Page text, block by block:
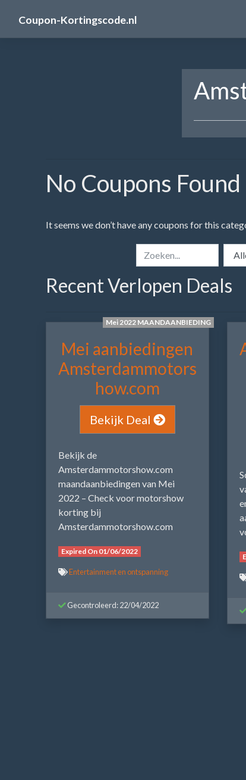
Coupon-Kortingscode.nl
No Coupons Found
It seems we don’t have any coupons for this
Recent Verlopen Deals
Mei 2022 MAANDAANBIEDING
Mei aanbiedingen
Amsterdammotors
how.com
Bekijk Deal
Bekijk de
Amsterdammotorshow.com
maandaanbiedingen van Mei
2022 – Check voor motorshow
korting bij
Amsterdammotorshow.com
Expired On 01/06/2022
Entertainment en ontspanning
Gecontroleerd: 22/04/2022